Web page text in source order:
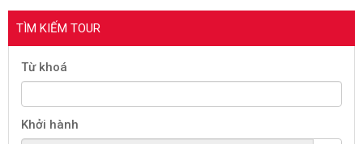
TÌM KIẾM TOUR
Từ khoá
Khởi hành